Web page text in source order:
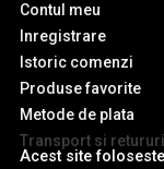
Acest site
Contul meu
Inregistrare
Istoric comenzi
Produse favorite
Metode de plata
Transport si retururi